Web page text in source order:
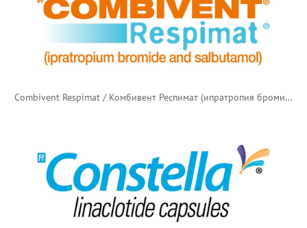
Combivent Respimat / Комбивент Респимат (ипратропия бромид + сальбутамол) — канадский логотип